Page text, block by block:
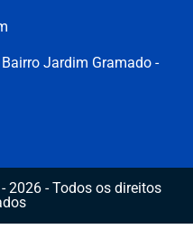
Jardim Gramado -
2026 - Todos os direitos